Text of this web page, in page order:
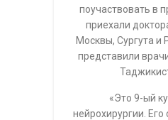
поучаствовать в
приехали
Москвы, Сургута и
представили
«Это 9-ый
нейрохирургии.